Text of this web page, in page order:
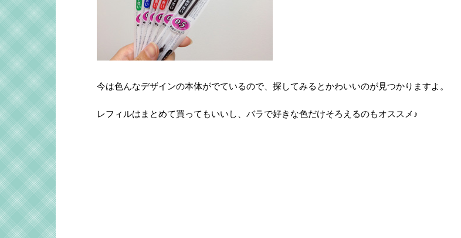
今は色んなデザインの本体がでているので、探してみるとかわいいのが見つかりますよ。
レフィルはまとめて買ってもいいし、バラで好きな色だけそろえるのもオススメ♪